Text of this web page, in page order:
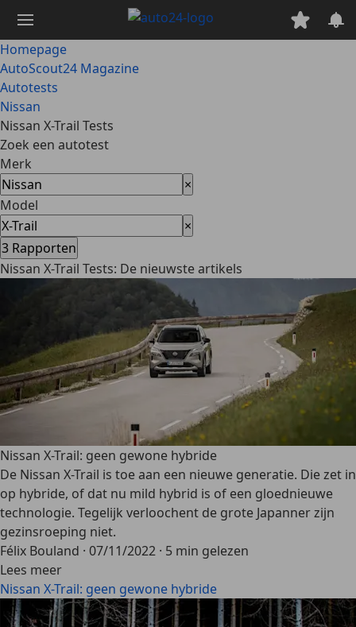
naar
hoofdinhoud
Homepage
AutoScout24 Magazine
Autotests
Nissan
Nissan X-Trail Tests
Zoek een autotest
Merk
×
Model
×
3 Rapporten
Nissan X-Trail Tests: De nieuwste artikels
Nissan X-Trail: geen gewone hybride
De Nissan X-Trail is toe aan een nieuwe generatie. Die zet in
op hybride, of dat nu mild hybrid is of een gloednieuwe
technologie. Tegelijk verloochent de grote Japanner zijn
gezinsroeping niet.
Félix Bouland · 07/11/2022 · 5 min gelezen
Lees meer
Nissan X-Trail: geen gewone hybride